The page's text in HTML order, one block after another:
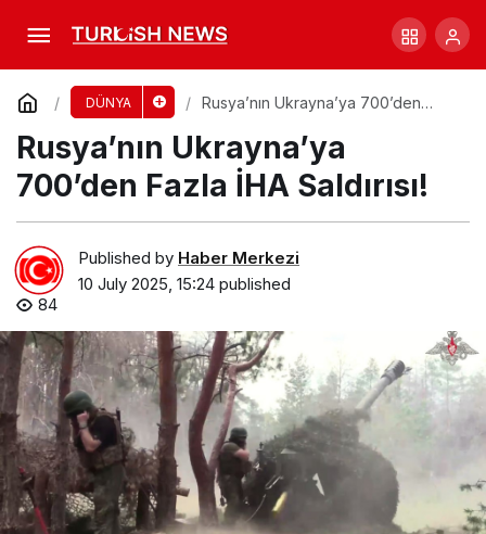
DÜNYA
Rusya’nın Ukrayna’ya 700’den
Rusya’nın Ukrayna’ya
700’den Fazla İHA Saldırısı!
Published by Haber Merkezi
10 July 2025, 15:24 published
84
Trump’ın Liberyalı Liderle İngilizce Diyaloğu
Tartışma Yarattı
Comment Share